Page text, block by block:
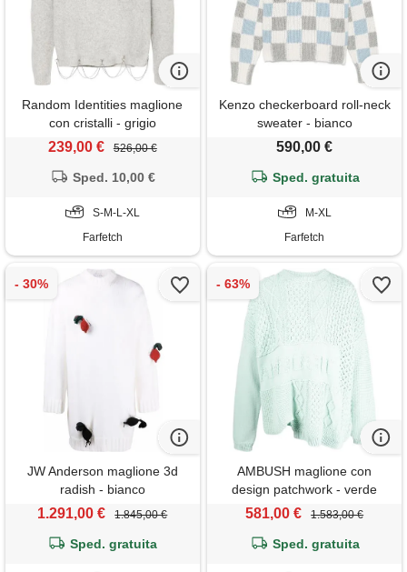
Random Identities maglione
con cristalli - grigio
239,00 € 526,00 €
Sped. 10,00 €
S-M-L-XL
Farfetch
Kenzo checkerboard roll-neck
sweater - bianco
590,00 €
Sped. gratuita
M-XL
Farfetch
JW Anderson maglione 3d
radish - bianco
1.291,00 € 1.845,00 €
Sped. gratuita
AMBUSH maglione con
design patchwork - verde
581,00 € 1.583,00 €
Sped. gratuita